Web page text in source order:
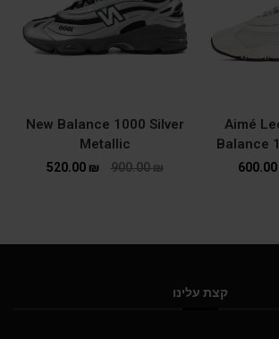
Aimé
Balance
600.00
New Balance 1000 Silver
Metallic
900.00₪
520.00 ₪
קצת עלינו